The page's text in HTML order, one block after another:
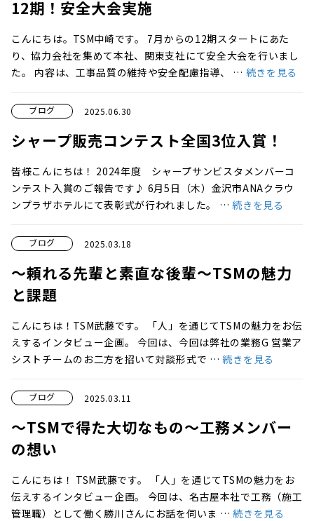
12期！安全大会実施
こんにちは。TSM中崎です。 7月からの12期スタートにあた
り、協力会社を集めて本社、関東支社にて安全大会を行いまし
た。 内容は、工事品質の維持や安全配慮指導、 … 続きを見る
ブログ 2025.06.30
シャープ販売コンテスト全国3位入賞！
皆様こんにちは！ 2024年度 シャープサンビスタメンバーコ
ンテスト入賞のご報告です♪ 6月5日（木）金沢市ANAクラウ
ンプラザホテルにて表彰式が行われました。 …続きを見る
ブログ 2025.03.18
～頼れる先輩と素直な後輩～TSMの魅力
と課題
こんにちは！TSM武藤です。 「人」を通じてTSMの魅力をお伝
えするインタビュー企画。 今回は、今回は弊社の業務G 営業ア
シストチームのお二方を招いて対談形式で …続きを見る
ブログ 2025.03.11
～TSMで得た大切なもの～工務メンバー
の想い
こんにちは！ TSM武藤です。 「人」を通じてTSMの魅力をお
伝えするインタビュー企画。 今回は、名古屋本社で工務（施工
管理職）として働く勝川さんにお話を伺いま …続きを見る